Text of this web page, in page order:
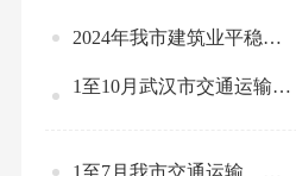
2024年我市建筑业平稳增长
1至10月武汉市交通运输、仓储和邮政业运行情况分析
1至7月我市交通运输、仓储和邮政业运行情况分析